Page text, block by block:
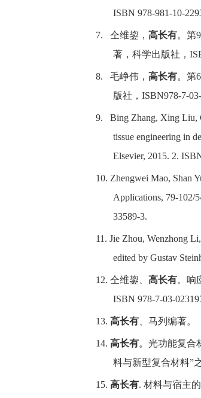
ISBN 978-981-10-
7. 仝维鋆， 高长有。 第9
著，科学出版社，
8. 毛峥伟， 高长有。 第6
版社， ISBN978-7-03
9. Bing Zhang, Xing Liu,
tissue engineering in
Elsevier, 2015. 2.
10. Zhengwei Mao, Shan
Applications, 79-102/
33589-3.
11. Jie Zhou, Wenzhong
edited by Gustav
12. 仝维鋆、 高长有。 响
ISBN 978-7-03-
13. 高长有、马列编著。
14. 高长有。 光功能复合
料与新型复合材料”
15. 高长有. 材料与宿主